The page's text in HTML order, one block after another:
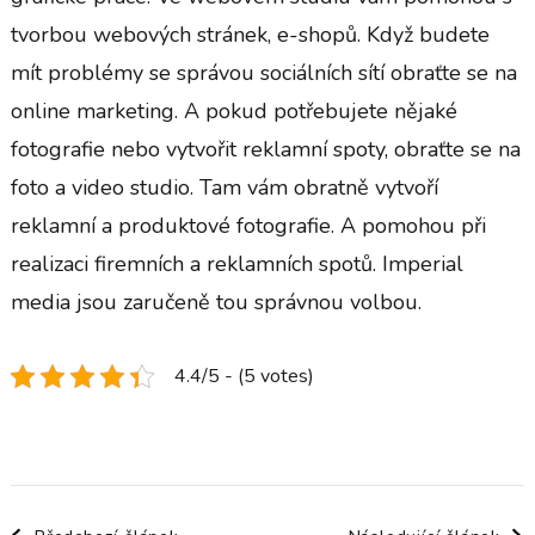
tvorbou webových stránek, e-shopů. Když budete
mít problémy se správou sociálních sítí obraťte se na
online marketing. A pokud potřebujete nějaké
fotografie nebo vytvořit reklamní spoty, obraťte se na
foto a video studio. Tam vám obratně vytvoří
reklamní a produktové fotografie. A pomohou při
realizaci firemních a reklamních spotů. Imperial
media jsou zaručeně tou správnou volbou.
4.4/5 - (5 votes)
Navigace